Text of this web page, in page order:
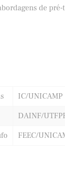
de
IC/UNICAMP
DAINF/
FEEC/